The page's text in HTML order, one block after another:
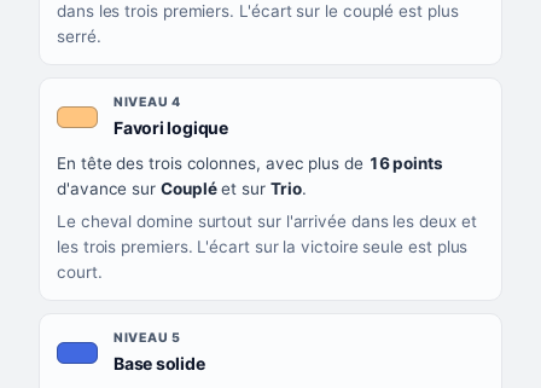
dans les trois premiers. L'écart sur le couplé est plus
serré.
NIVEAU 4
Favori logique, couleur orange clair
En tête des trois colonnes, avec plus de 16 points
d'avance sur Coupléet sur Trio.
Le cheval domine surtout sur l'arrivée dans les deux et
les trois premiers. L'écart sur la victoire seule est plus
court.
NIVEAU 5
Base solide, couleur bleu roi